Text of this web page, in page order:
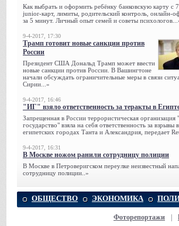
Как выбрать и оформить ребёнку банковскую карту с
junior-карт, лимиты, родительский контроль, онлайн-
за 5 минут. Личный опыт семей и советы
9-4-2017, 17:30
Трамп готовит новые санкции против
России
Президент США Дональд Трамп может ввести
новые санкции против России. В Вашингтоне
начали обсуждать ограничительные меры в связи
Сирии...»
9-4-2017, 16:46
"ИГ" взяло ответственность за теракты в
Запрещенная в России террористическая организация
государство" взяла на себя ответственность за взрывы в
египетских городах Танта и Александрия, передает
9-4-2017, 16:31
В Москве ножом ранили сотрудницу полиции
В Москве в Петроверигском переулке неизвестный
сотрудницу полиции..»
ОБЩЕСТВО ЭКОНОМИКА
Фоторепортажи